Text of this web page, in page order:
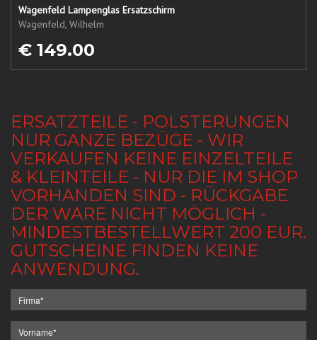
Wagenfeld Lampenglas Ersatzschirm
Wagenfeld, Wilhelm
€ 149.00
ERSATZTEILE - POLSTERUNGEN
NUR GANZE BEZÜGE - WIR
VERKAUFEN KEINE EINZELTEILE
& KLEINTEILE - NUR DIE IM SHOP
VORHANDEN SIND - RÜCKGABE
DER WARE NICHT MÖGLICH -
MINDESTBESTELLWERT 200 EUR.
GUTSCHEINE FINDEN KEINE
ANWENDUNG.